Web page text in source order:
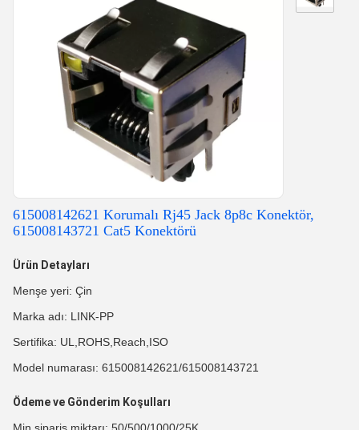
615008142621 Korumalı Rj45 Jack 8p8c Konektör,
615008143721 Cat5 Konektörü
Ürün Detayları
Menşe yeri: Çin
Marka adı: LINK-PP
Sertifika: UL,ROHS,Reach,ISO
Model numarası: 615008142621/615008143721
Ödeme ve Gönderim Koşulları